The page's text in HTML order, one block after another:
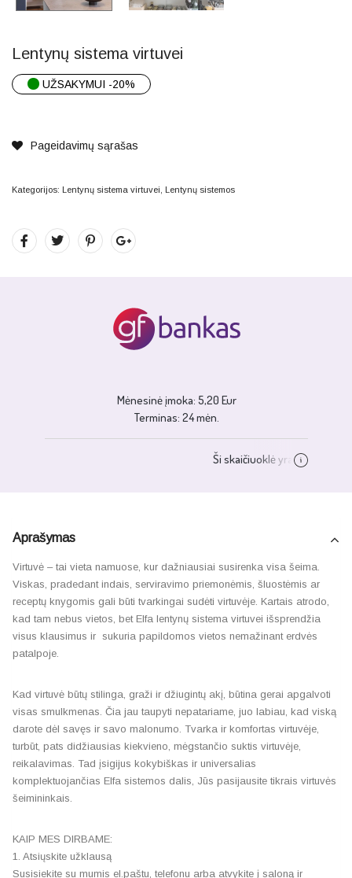
Lentynų sistema virtuvei
UŽSAKYMUI -20%
Pageidavimų sąrašas
Kategorijos: Lentynų sistema virtuvei Lentynų sistemos
Aprašymas
Virtuvė – tai vieta namuose, kur dažniausiai susirenka visa šeima.
Viskas, pradedant indais, serviravimo priemonėmis, šluostėmis ar
receptų knygomis gali būti tvarkingai sudėti virtuvėje. Kartais atrodo,
kad tam nebus vietos, bet Elfa lentynų sistema virtuvei išsprendžia
visus klausimus ir sukuria papildomos vietos nemažinant erdvės
patalpoje.
Kad virtuvė būtų stilinga, graži ir džiugintų akį, būtina gerai apgalvoti
visas smulkmenas. Čia jau taupyti nepatariame, juo labiau, kad viską
darote dėl savęs ir savo malonumo. Tvarka ir komfortas virtuvėje,
turbūt, pats didžiausias kiekvieno, mėgstančio suktis virtuvėje,
reikalavimas. Tad įsigijus kokybiškas ir universalias
komplektuojančias Elfa sistemos dalis, Jūs pasijausite tikrais virtuvės
šeimininkais.
KAIP MES DIRBAME:
1. Atsiųskite užklausą
Susisiekite su mumis el.paštu, telefonu arba atvykite į saloną ir